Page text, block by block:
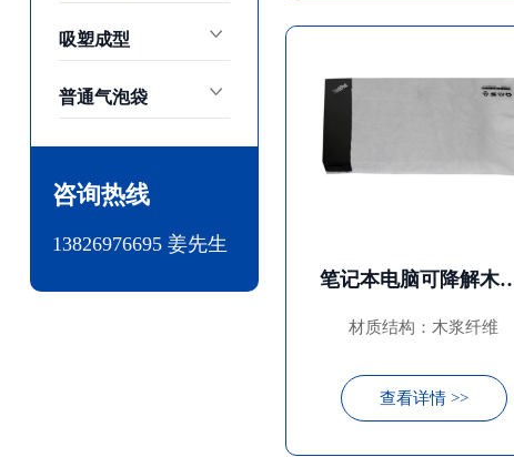
吸塑成型
普通气泡袋
咨询热线
13826976695 姜先生
笔记本电脑可降解
材质结构：木浆纤维
查看详情 >>